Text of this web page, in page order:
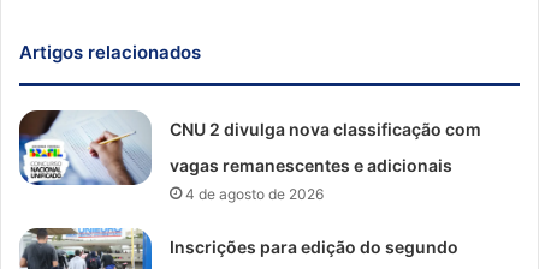
Artigos relacionados
CNU 2 divulga nova classificação com
vagas remanescentes e adicionais
4 de agosto de 2026
Inscrições para edição do segundo